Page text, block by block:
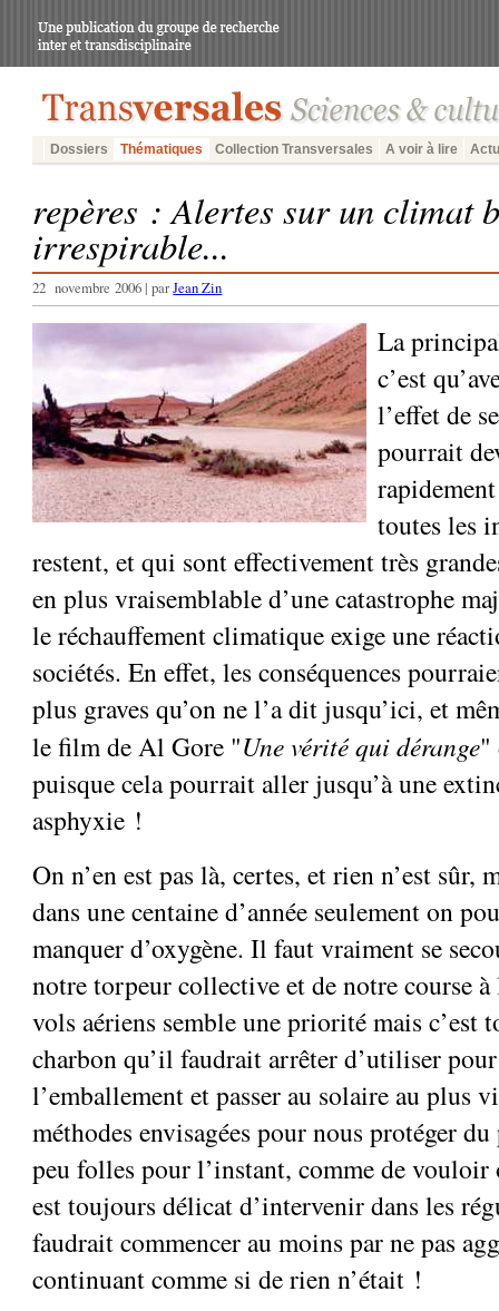
Dossiers Thématiques Collection Transversales A voir à lire
repères : Alertes sur un climat
irrespirable...
22 novembre 2006 | parJean Zin
La
c’est
l’effet de
pourrait
toutes les
restent, et qui sont effectivement très
en plus vraisemblable d’une catastrophe
le réchauffement climatique exige une
sociétés. En effet, les conséquences
plus graves qu’on ne l’a dit jusqu’ici, et
le film de Al Gore "Une vérité qui dérange"
puisque cela pourrait aller jusqu’à une
asphyxie !
On n’en est pas là, certes, et rien n’est sûr,
dans une centaine d’année seulement on
manquer d’oxygène. Il faut vraiment se
notre torpeur collective et de notre course
vols aériens semble une priorité mais c’est
charbon qu’il faudrait arrêter d’utiliser
l’emballement et passer au solaire au plus
méthodes envisagées pour nous protéger
peu folles pour l’instant, comme de
est toujours délicat d’intervenir dans les
faudrait commencer au moins par ne pas
continuant comme si de rien n’était !